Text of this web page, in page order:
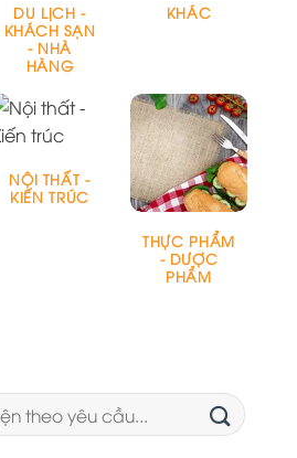
DU LỊCH -
KHÁCH SẠN
- NHÀ
HÀNG
KHÁC
NỘI THẤT -
KIẾN TRÚC
THỰC PHẨM
- DƯỢC
PHẨM